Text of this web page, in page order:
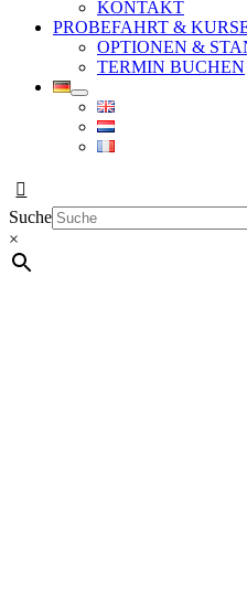
KONTAKT
PROBEFAHRT &
OPTIONEN &
TERMIN BUCHEN
Suche
×